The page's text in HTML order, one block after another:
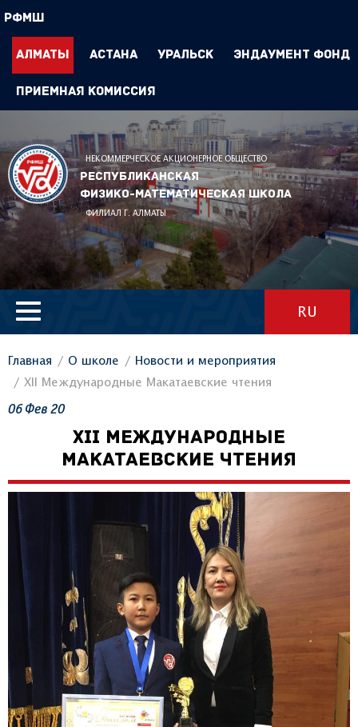
РФМШ
Алматы Астана Уральск Эндаумент Фонд
Приемная комиссия
НЕКОММЕРЧЕСКОЕ АКЦИОНЕРНОЕ ОБЩЕСТВО
Республиканская
физико-математическая школа
ФИЛИАЛ Г. АЛМАТЫ
RU
Главная О школе
Новости и мероприятия
XII Международные Макатаевские чтения
06 Фев 20
XII МЕЖДУНАРОДНЫЕ
МАКАТАЕВСКИЕ ЧТЕНИЯ